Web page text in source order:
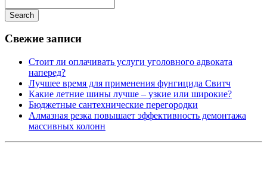
Search
Свежие записи
Стоит ли оплачивать услуги уголовного адвоката
наперед?
Лучшее время для применения фунгицида Свитч
Какие летние шины лучше – узкие или широкие?
Бюджетные сантехнические перегородки
Алмазная резка повышает эффективность демонтажа
массивных колонн